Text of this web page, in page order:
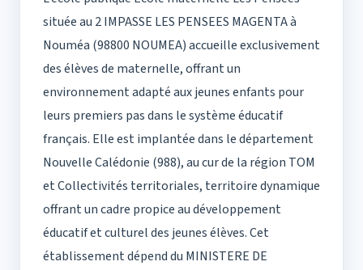
située au 2 IMPASSE LES PENSEES MAGENTA à
Nouméa (98800 NOUMEA) accueille exclusivement
des élèves de maternelle, offrant un
environnement adapté aux jeunes enfants pour
leurs premiers pas dans le système éducatif
français. Elle est implantée dans le département
Nouvelle Calédonie (988), au cur de la région TOM
et Collectivités territoriales, territoire dynamique
offrant un cadre propice au développement
éducatif et culturel des jeunes élèves. Cet
établissement dépend du MINISTERE DE